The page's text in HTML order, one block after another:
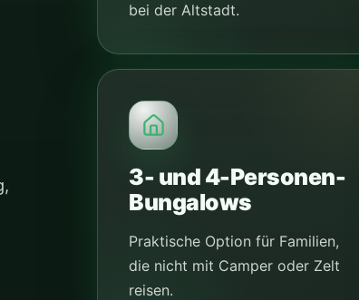
bei der Altstadt.
3- und 4-Personen-
Bungalows
Praktische Option für Familien,
die nicht mit Camper oder Zelt
reisen.